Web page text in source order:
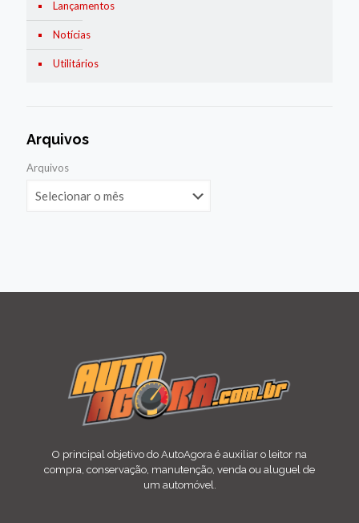
Lançamentos
Notícias
Utilitários
Arquivos
Arquivos
O principal objetivo do AutoAgora é auxiliar o leitor na
compra, conservação, manutenção, venda ou aluguel de
um automóvel.